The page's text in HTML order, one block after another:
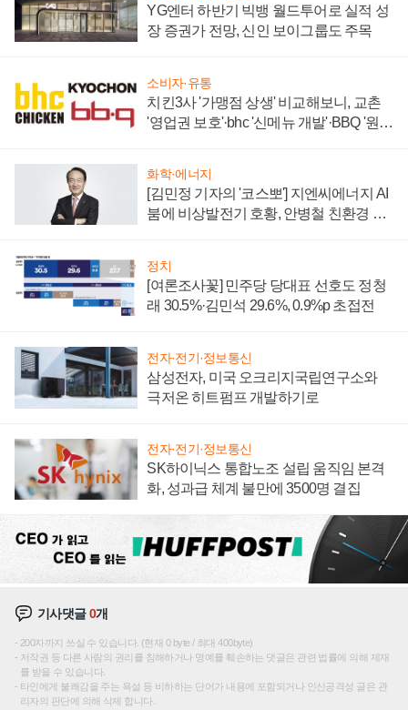
YG엔터 하반기 빅뱅 월드투어로 실적 성
장 증권가 전망, 신인 보이그룹도 주목
소비자·유통
치킨3사 '가맹점 상생' 비교해보니, 교촌
'영업권 보호'·bhc '신메뉴 개발'·BBQ '원가
화학·에너지
[김민정 기자의 '코스뽀'] 지엔씨에너지 AI
붐에 비상발전기 호황, 안병철 친환경 에
정치
[여론조사꽃] 민주당 당대표 선호도 정청
래 30.5%·김민석 29.6%, 0.9%p 초접전
전자·전기·정보통신
삼성전자, 미국 오크리지국립연구소와
극저온 히트펌프 개발하기로
전자·전기·정보통신
SK하이닉스 통합노조 설립 움직임 본격
화, 성과급 체계 불만에 3500명 결집
기사댓글0개
200자까지 쓰실 수 있습니다. (현재 0 byte / 최대 400byte)
저작권 등 다른 사람의 권리를 침해하거나 명예를 훼손하는 댓글은 관련 법률에 의해 제재
를 받을 수 있습니다.
타인에게 불쾌감을 주는 욕설 등 비하하는 단어가 내용에 포함되거나 인신공격성 글은 관
리자의 판단에 의해 삭제 합니다.